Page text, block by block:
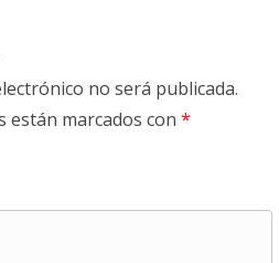
no será publicada.
están marcados con *